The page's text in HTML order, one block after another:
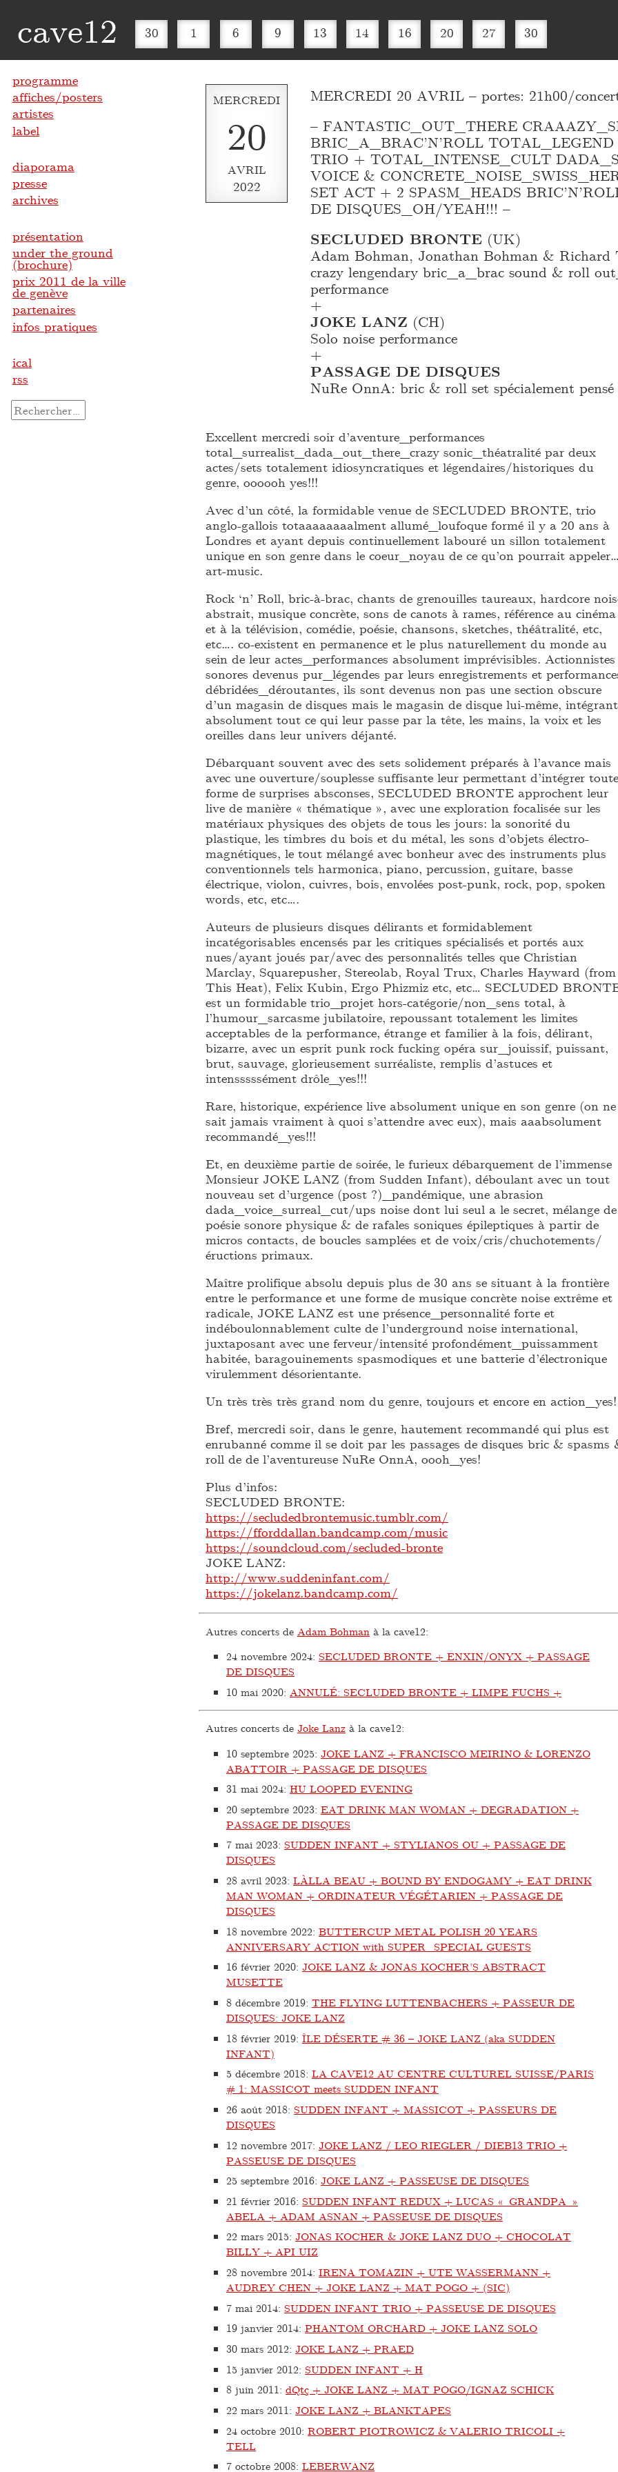
cave12 30 1 6 9 13 14 16 20 27 30
MERCREDI
20
AVRIL
2022
MERCREDI 20 AVRIL – portes: 21h00/
– FANTASTIC_ OUT_ THERE CRAAAZY_
BRIC_ A_ BRAC’N’ROLL TOTAL_
TRIO + TOTAL_ INTENSE_ CULT DADA_
VOICE & CONCRETE_ NOISE_ SWISS_
SET ACT + 2 SPASM_ HEADS
DE DISQUES_ OH/YEAH!!! –
SECLUDED BRONTE (UK)
Adam Bohman, Jonathan Bohman & Richard
crazy lengendary bric_ a_ brac sound & roll
performance
+
JOKE LANZ (CH)
Solo noise performance
+
PASSAGE DE DISQUES
NuRe OnnA: bric & roll set spécialement pensé
Excellent mercredi soir d’aventure_performances
total_surrealist_dada_out_there_crazy sonic_théatralité par deux
actes/sets totalement idiosyncratiques et légendaires/historiques du
genre, oooooh yes!!!
Avec d’un côté, la formidable venue de SECLUDED BRONTE, trio
anglo-gallois totaaaaaaaalment allumé_loufoque formé il y a 20 ans à
Londres et ayant depuis continuellement labouré un sillon totalement
unique en son genre dans le coeur_noyau de ce qu’on pourrait
art-music.
Rock ‘n’ Roll, bric-à-brac, chants de grenouilles taureaux, hardcore
abstrait, musique concrète, sons de canots à rames, référence au cinéma
et à la télévision, comédie, poésie, chansons, sketches, théâtralité, etc,
etc…. co-existent en permanence et le plus naturellement du monde au
sein de leur actes_performances absolument imprévisibles. Actionnistes
sonores devenus pur_légendes par leurs enregistrements et
débridées_déroutantes, ils sont devenus non pas une section obscure
d’un magasin de disques mais le magasin de disque lui-même, intégrant
absolument tout ce qui leur passe par la tête, les mains, la voix et les
oreilles dans leur univers déjanté.
Débarquant souvent avec des sets solidement préparés à l’avance mais
avec une ouverture/souplesse suffisante leur permettant d’intégrer toute
forme de surprises absconses, SECLUDED BRONTE approchent leur
live de manière « thématique », avec une exploration focalisée sur les
matériaux physiques des objets de tous les jours: la sonorité du
plastique, les timbres du bois et du métal, les sons d’objets électro-
magnétiques, le tout mélangé avec bonheur avec des instruments plus
conventionnels tels harmonica, piano, percussion, guitare, basse
électrique, violon, cuivres, bois, envolées post-punk, rock, pop, spoken
words, etc, etc….
Auteurs de plusieurs disques délirants et formidablement
incatégorisables encensés par les critiques spécialisés et portés aux
nues/ayant joués par/avec des personnalités telles que Christian
Marclay, Squarepusher, Stereolab, Royal Trux, Charles Hayward (from
This Heat), Felix Kubin, Ergo Phizmiz etc, etc… SECLUDED
est un formidable trio_projet hors-catégorie/non_sens total, à
l’humour_sarcasme jubilatoire, repoussant totalement les limites
acceptables de la performance, étrange et familier à la fois, délirant,
bizarre, avec un esprit punk rock fucking opéra sur_jouissif, puissant,
brut, sauvage, glorieusement surréaliste, remplis d’astuces et
intensssssément drôle_yes!!!
Rare, historique, expérience live absolument unique en son genre (on ne
sait jamais vraiment à quoi s’attendre avec eux), mais aaabsolument
recommandé_yes!!!
Et, en deuxième partie de soirée, le furieux débarquement de l’immense
Monsieur JOKE LANZ (from Sudden Infant), déboulant avec un tout
nouveau set d’urgence (post ?)_pandémique, une abrasion
dada_voice_surreal_cut/ups noise dont lui seul a le secret, mélange de
poésie sonore physique & de rafales soniques épileptiques à partir de
micros contacts, de boucles samplées et de voix/cris/chuchotements/
éructions primaux.
Maître prolifique absolu depuis plus de 30 ans se situant à la frontière
entre le performance et une forme de musique concrète noise extrême et
radicale, JOKE LANZ est une présence_personnalité forte et
indéboulonnablement culte de l’underground noise international,
juxtaposant avec une ferveur/intensité profondément_puissamment
habitée, baragouinements spasmodiques et une batterie d’électronique
virulemment désorientante.
Un très très très grand nom du genre, toujours et encore en action_yes!
Bref, mercredi soir, dans le genre, hautement recommandé qui plus est
enrubanné comme il se doit par les passages de disques bric & spasms
roll de de l’aventureuse NuRe OnnA, oooh_yes!
Plus d’infos:
SECLUDED BRONTE:
https://secludedbrontemusic.tumblr.com/
https://fforddallan.bandcamp.com/music
https://soundcloud.com/secluded-bronte
JOKE LANZ:
http://www.suddeninfant.com/
https://jokelanz.bandcamp.com/
Autres concerts de Adam Bohman à la cave12:
24 novembre 2024: SECLUDED BRONTE + ENXIN/ONYX + PASSAGE
DE DISQUES
10 mai 2020: ANNULÉ: SECLUDED BRONTE + LIMPE FUCHS +
Autres concerts de Joke Lanz à la cave12:
10 septembre 2025: JOKE LANZ + FRANCISCO MEIRINO & LORENZO
ABATTOIR + PASSAGE DE DISQUES
31 mai 2024: HU LOOPED EVENING
20 septembre 2023: EAT DRINK MAN WOMAN + DEGRADATION +
PASSAGE DE DISQUES
7 mai 2023: SUDDEN INFANT + STYLIANOS OU + PASSAGE DE
DISQUES
28 avril 2023: LÀLLA BEAU + BOUND BY ENDOGAMY + EAT DRINK
MAN WOMAN + ORDINATEUR VÉGÉTARIEN + PASSAGE DE
DISQUES
18 novembre 2022: BUTTERCUP METAL POLISH 20 YEARS
ANNIVERSARY ACTION with SUPER_SPECIAL GUESTS
16 février 2020: JOKE LANZ & JONAS KOCHER’S ABSTRACT
MUSETTE
8 décembre 2019: THE FLYING LUTTENBACHERS + PASSEUR DE
DISQUES: JOKE LANZ
18 février 2019: ÎLE DÉSERTE # 36 – JOKE LANZ (aka SUDDEN
INFANT)
5 décembre 2018: LA CAVE12 AU CENTRE CULTUREL SUISSE/PARIS
# 1: MASSICOT meets SUDDEN INFANT
26 août 2018: SUDDEN INFANT + MASSICOT + PASSEURS DE
DISQUES
12 novembre 2017: JOKE LANZ / LEO RIEGLER / DIEB13 TRIO +
PASSEUSE DE DISQUES
25 septembre 2016: JOKE LANZ + PASSEUSE DE DISQUES
21 février 2016: SUDDEN INFANT REDUX + LUCAS « GRANDPA »
ABELA + ADAM ASNAN + PASSEUSE DE DISQUES
22 mars 2015: JONAS KOCHER & JOKE LANZ DUO + CHOCOLAT
BILLY + API UIZ
28 novembre 2014: IRENA TOMAZIN + UTE WASSERMANN +
AUDREY CHEN + JOKE LANZ + MAT POGO + (SIC)
7 mai 2014: SUDDEN INFANT TRIO + PASSEUSE DE DISQUES
19 janvier 2014: PHANTOM ORCHARD + JOKE LANZ SOLO
30 mars 2012: JOKE LANZ + PRAED
15 janvier 2012: SUDDEN INFANT + H
8 juin 2011: dQtç + JOKE LANZ + MAT POGO/IGNAZ SCHICK
22 mars 2011: JOKE LANZ + BLANKTAPES
24 octobre 2010: ROBERT PIOTROWICZ & VALERIO TRICOLI +
TELL
7 octobre 2008: LEBERWANZ
programme
affiches/posters
artistes
label
diaporama
presse
archives
présentation
under the ground
(brochure)
prix 2011 de la ville
de genève
partenaires
infos pratiques
ical
rss
Rechercher :